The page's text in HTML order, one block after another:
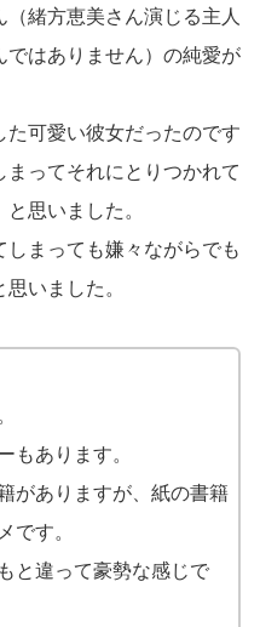
緒方恵美さん演じる主人
はありません）の純愛が
可愛い彼女だったのです
ってそれにとりつかれて
思いました。
まっても嫌々ながらでも
いました。
もあります。
がありますが、紙の書籍
です。
と違って豪勢な感じで